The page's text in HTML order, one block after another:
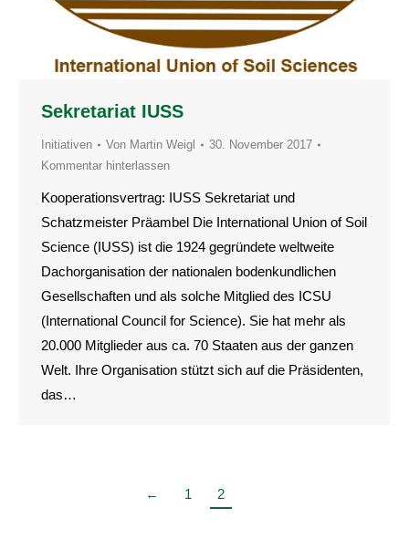
Sekretariat IUSS
Initiativen Von Martin Weigl
30. November 2017
Kommentar hinterlassen
Kooperationsvertrag: IUSS Sekretariat und
Schatzmeister Präambel Die International Union of Soil
Science (IUSS) ist die 1924 gegründete weltweite
Dachorganisation der nationalen bodenkundlichen
Gesellschaften und als solche Mitglied des ICSU
(International Council for Science). Sie hat mehr als
20.000 Mitglieder aus ca. 70 Staaten aus der ganzen
Welt. Ihre Organisation stützt sich auf die Präsidenten,
das…
← 1 2